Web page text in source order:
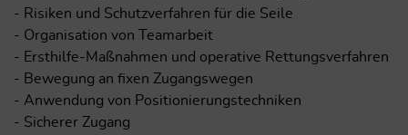
- Risiken und Schutzverfahren für die Seile
- Organisation von Teamarbeit
- Ersthilfe-Maßnahmen und operative Rettungsverfahren
- Bewegung an fixen Zugangswegen
- Anwendung von Positionierungstechniken
- Sicherer Zugang